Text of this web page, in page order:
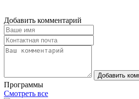
Добавить комментарий
Добавить
Программы
Смотреть все